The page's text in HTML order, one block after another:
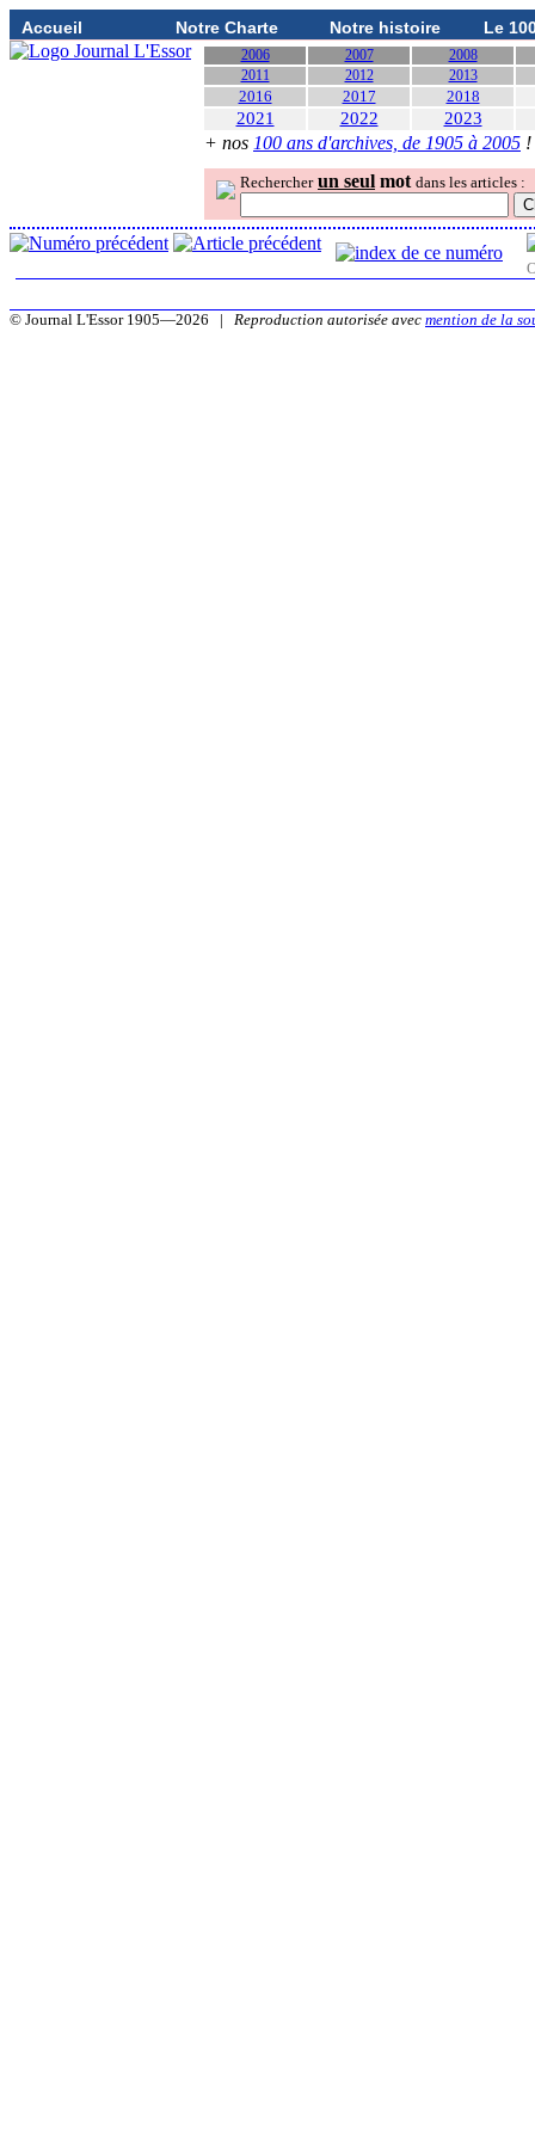
Accueil Notre Charte Notre histoire Le
2006 2007
2008
2011
2012 2013
2016 2017 2018
2021 2022 2023
+ nos 100 ans d'archives, de 1905 à 2005 !
Rechercher un seul mot dans les articles :
© Journal L'Essor 1905—2026 | Reproduction autorisée avec mention de la